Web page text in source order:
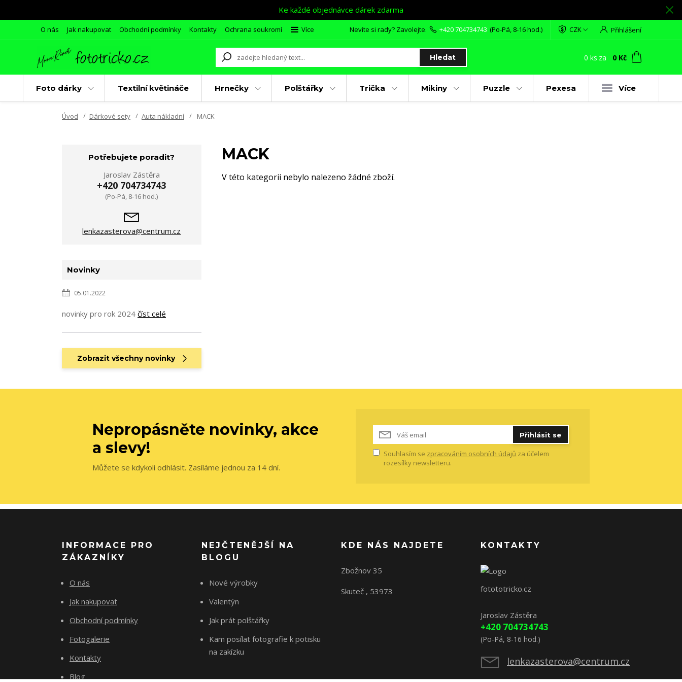
Ke každé objednávce dárek zdarma
O nás Jak nakupovat Obchodní podmínky Kontakty Ochrana soukromí Více CZK Přihlášení
Hledat
Nevíte si rady? Zavolejte. +420 704734743 (Po-Pá, 8-16 hod.)
0 ks za 0 Kč
Foto dárky Textilní květináče Hrnečky Polštářky Trička Mikiny Puzzle Pexesa Více
Úvod Dárkové sety Auta nákladní MACK
MACK
V této kategorii nebylo nalezeno žádné zboží.
Potřebujete poradit?
Jaroslav Zástěra
+420 704734743
(Po-Pá, 8-16 hod.)
lenkazasterova@centrum.cz
Novinky
05.01.2022
novinky pro rok 2024 číst celé
Zobrazit všechny novinky
Nepropásněte novinky, akce
a slevy!
Můžete se kdykoli odhlásit. Zasíláme jednou za 14 dní.
Přihlásit se
Souhlasím se zpracováním osobních údajů za účelem
rozesílky newsletteru.
INFORMACE PRO
ZÁKAZNÍKY
O nás
Jak nakupovat
Obchodní podmínky
Fotogalerie
Kontakty
Blog
NEJČTENĚJŠÍ NA
BLOGU
Nové výrobky
Valentýn
Jak prát polštářky
Kam posílat fotografie k potisku
na zakízku
KDE NÁS NAJDETE
Zbožnov 35
Skuteč , 53973
KONTAKTY
fotototricko.cz
Jaroslav Zástěra
+420 704734743
(Po-Pá, 8-16 hod.)
lenkazasterova@centrum.cz